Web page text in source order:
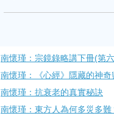
南懷瑾：宗鏡錄略講下冊(第
南懷瑾：《心經》隱藏的神奇
南懷瑾：抗衰老的真實秘訣
南懷瑾：東方人為何多災多難